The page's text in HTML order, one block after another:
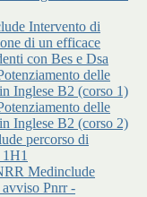
Intervento di
di un efficace
con Bes e Dsa
delle
Inglese B2 (corso 1)
delle
Inglese B2 (corso 2)
percorso di
Medinclude
Pnrr -